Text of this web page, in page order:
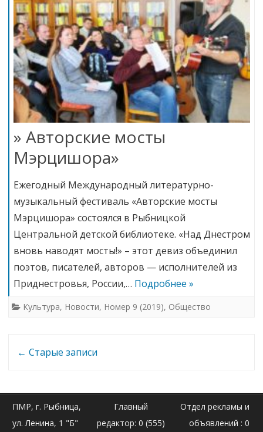
» Авторские мосты
Мэрцишора»
Ежегодный Международный литературно-
музыкальный фестиваль «Авторские мосты
Мэрцишора» состоялся в Рыбницкой
Центральной детской библиотеке. «Над Днестром
вновь наводят мосты!» – этот девиз объединил
поэтов, писателей, авторов — исполнителей из
Приднестровья, России,… Подробнее »
Культура, Новости, Номер 9 (2019), Общество
← Старые записи
ПМР, г. Рыбница,
ул. Ленина, 1 "Б"
Главный
редактор: 0 (555)
Отдел рекламы и
объявлений : 0